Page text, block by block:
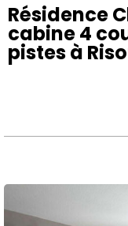
Résidence
cabine 4
pistes à